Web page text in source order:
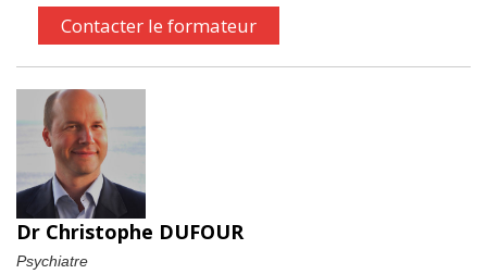
Contacter le formateur
Dr Christophe DUFOUR
Psychiatre